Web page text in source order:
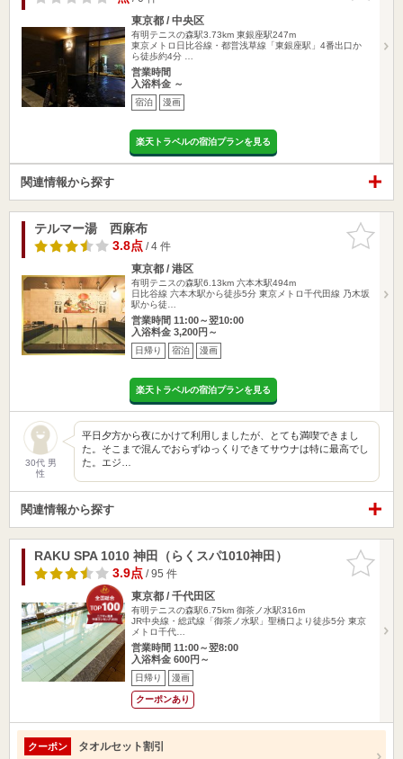
東京都 / 中央区
有明テニスの森駅3.73km 東銀座駅247m
東京メトロ日比谷線・都営浅草線「東銀座駅」4番出口か
ら徒歩約4分 …
営業時間
入浴料金 ～
宿泊 漫画
楽天トラベルの宿泊プランを見る
関連情報から探す
お気に入
りに追加
テルマー湯 西麻布
3.8点/ 4 件
東京都 / 港区
有明テニスの森駅6.13km 六本木駅494m
日比谷線 六本木駅から徒歩5分 東京メトロ千代田線 乃木坂
駅から徒…
営業時間 11:00～翌10:00
入浴料金 3,200円～
日帰り 宿泊 漫画
楽天トラベルの宿泊プランを見る
30代 男
性
平日夕方から夜にかけて利用しましたが、とても満喫できまし
た。そこまで混んでおらずゆっくりできてサウナは特に最高でし
た。エジ…
関連情報から探す
お気に入
りに追加
RAKU SPA 1010 神田（らくスパ1010神田）
3.9点/ 95 件
東京都 / 千代田区
有明テニスの森駅6.75km 御茶ノ水駅316m
JR中央線・総武線「御茶ノ水駅」聖橋口より徒歩5分 東京
メトロ千代…
営業時間 11:00～翌8:00
入浴料金 600円～
日帰り 漫画
クーポンあり
クーポン タオルセット割引